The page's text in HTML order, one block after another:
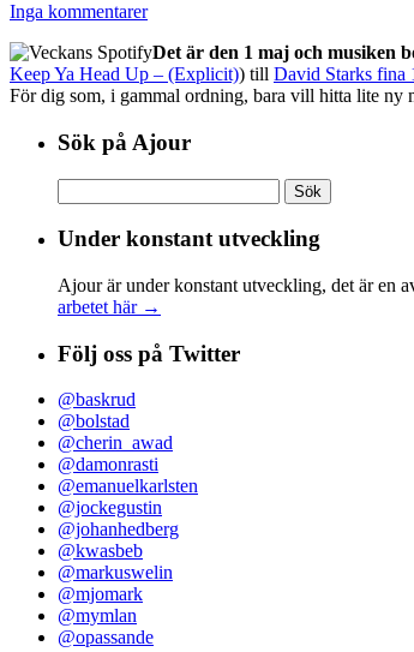
Inga kommentarer
Det är den 1 maj och musiken
Keep Ya Head Up – (Explicit)) till David Starks fina
För dig som, i gammal ordning, bara vill hitta lite ny
Sök på Ajour
efter:
Under konstant utveckling
Ajour är under konstant utveckling, det är en
arbetet här →
Följ oss på Twitter
@baskrud
@bolstad
@cherin_awad
@damonrasti
@emanuelkarlsten
@jockegustin
@johanhedberg
@kwasbeb
@markuswelin
@mjomark
@mymlan
@opassande